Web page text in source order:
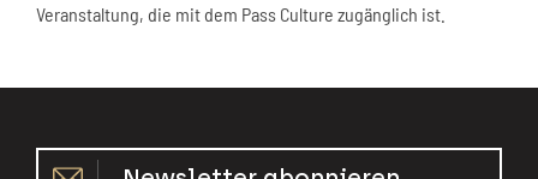
Veranstaltung, die mit dem Pass Culture zugänglich ist.